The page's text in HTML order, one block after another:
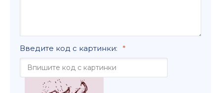
Введите код с картинки: